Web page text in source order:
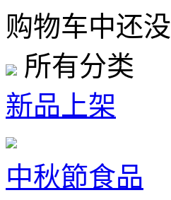
购物车中还
所有分类
新品上架
中秋節食品